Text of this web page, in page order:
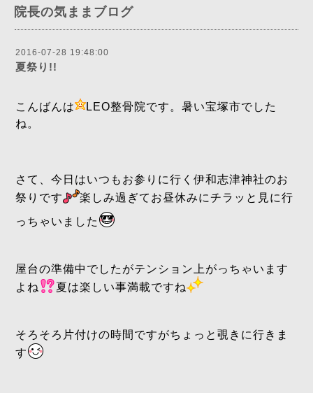
院長の気ままブログ
2016-07-28 19:48:00
夏祭り!!
こんばんは
LEO整骨院です。暑い宝塚市でした
ね。
さて、今日はいつもお参りに行く伊和志津神社のお
祭りです
楽しみ過ぎてお昼休みにチラッと見に行
っちゃいました
屋台の準備中でしたがテンション上がっちゃいます
よね
夏は楽しい事満載ですね
そろそろ片付けの時間ですがちょっと覗きに行きま
す